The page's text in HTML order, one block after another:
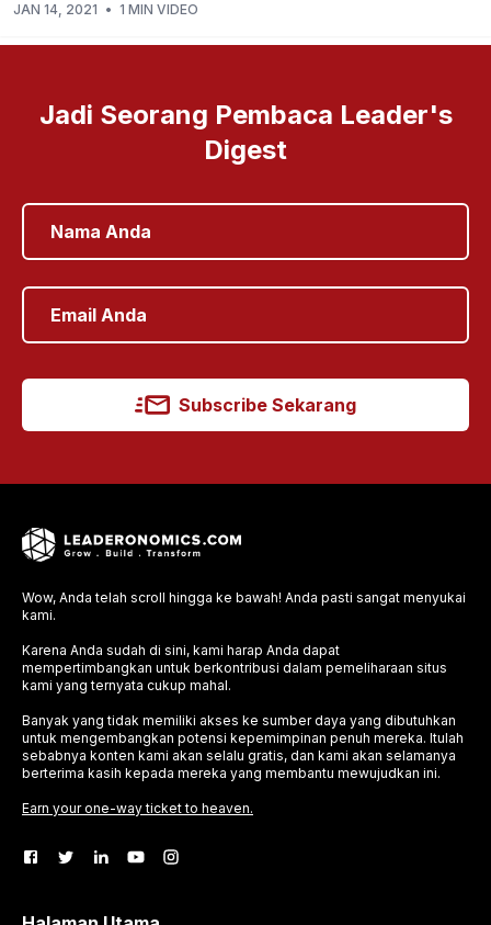
JAN 14, 2021 • 1 MIN VIDEO
Jadi Seorang Pembaca Leader's
Digest
Subscribe Sekarang
Wow, Anda telah scroll hingga ke bawah! Anda pasti sangat menyukai
kami.
Karena Anda sudah di sini, kami harap Anda dapat
mempertimbangkan untuk berkontribusi dalam pemeliharaan situs
kami yang ternyata cukup mahal.
Banyak yang tidak memiliki akses ke sumber daya yang dibutuhkan
untuk mengembangkan potensi kepemimpinan penuh mereka. Itulah
sebabnya konten kami akan selalu gratis, dan kami akan selamanya
berterima kasih kepada mereka yang membantu mewujudkan ini.
Earn your one-way ticket to heaven.